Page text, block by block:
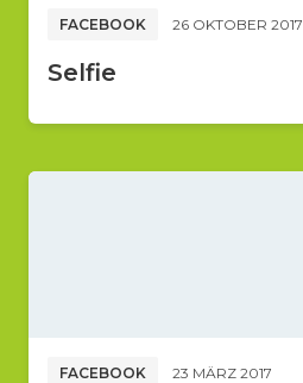
FACEBOOK 26 OKTOBER 2017
Selfie
FACEBOOK 23 MÄRZ 2017